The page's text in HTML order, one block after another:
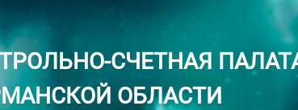
СЧЕТНАЯ
ОБЛАСТИ